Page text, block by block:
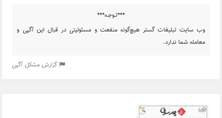
***تـوجـه***
وب سایت تبلیغات گستر هیچ‌گونه منفعت و مسئولیتی در قبال این آگهی و
معامله شما ندارد.
گزارش مشکل آگهی